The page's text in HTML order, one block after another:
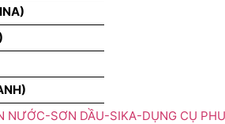
NƯỚC-SƠN DẦU-SIKA-DỤNG CỤ